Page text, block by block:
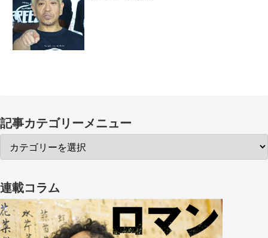
記事カテゴリーメニュー
連載コラム